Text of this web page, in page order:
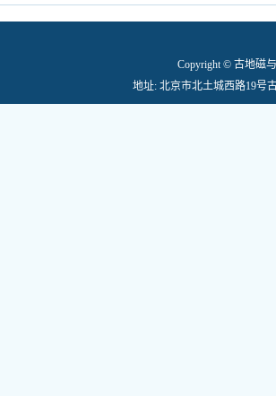
Copyright © 古地磁
地址: 北京市北土城西路19号